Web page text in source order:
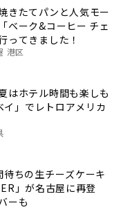
きたてパンと人気モー
ベーク&コーヒー チェ
ってきました！
港区
はホテル時間も楽しも
」でレトロアメリカ
待ちの生チーズケーキ
」が名古屋に再登
ーも